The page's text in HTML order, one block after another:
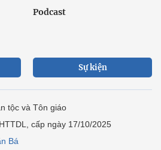
Podcast
Sự kiện
tộc và Tôn giáo
cấp ngày 17/10/2025
Bá